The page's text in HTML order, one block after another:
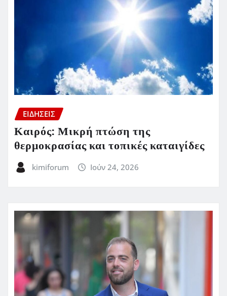
ΕΙΔΗΣΕΙΣ
Καιρός: Μικρή πτώση της
θερμοκρασίας και τοπικές καταιγίδες
kimiforum Ιούν 24, 2026